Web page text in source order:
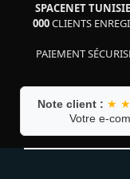
SPACENET TUNISIE
000CLIENTS
PAIEMENT
Note client : ★
Votre e-